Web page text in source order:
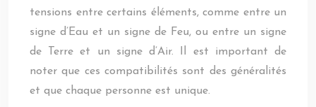
tensions entre certains éléments, comme entre un
signe d’Eau et un signe de Feu, ou entre un signe
de Terre et un signe d’Air. Il est important de
noter que ces compatibilités sont des généralités
et que chaque personne est unique.